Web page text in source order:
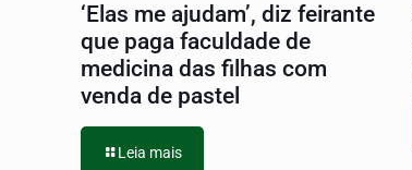
‘Elas me ajudam’, diz feirante
que paga faculdade de
medicina das filhas com
venda de pastel
Leia mais